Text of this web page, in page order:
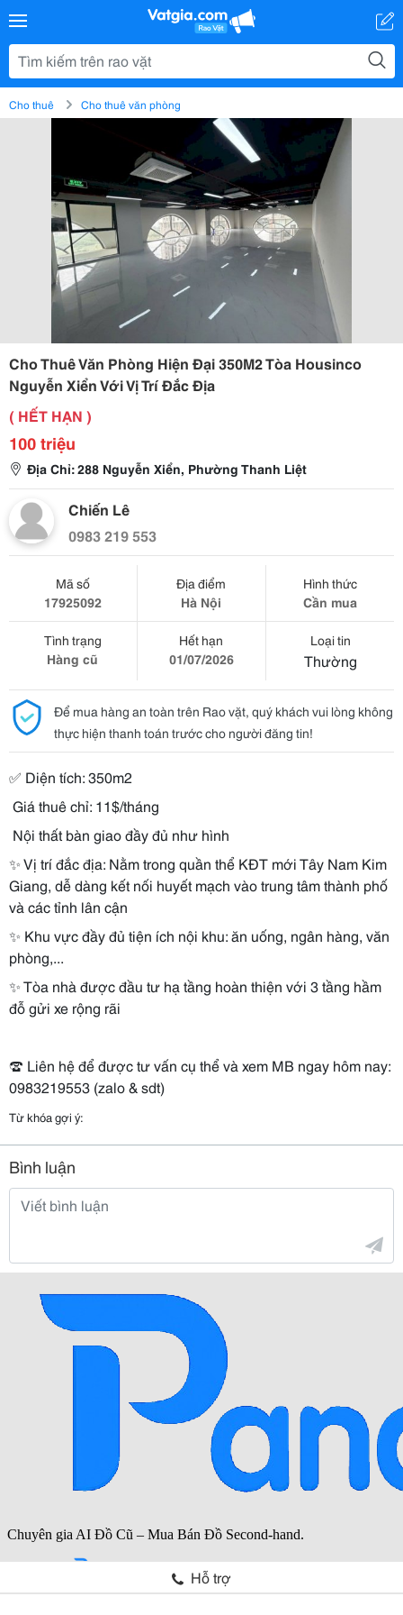
Cho thuê Cho thuê văn phòng
Cho Thuê Văn Phòng Hiện Đại 350M2 Tòa Housinco
Nguyễn Xiển Với Vị Trí Đắc Địa
( HẾT HẠN )
100 triệu
Địa Chỉ: 288 Nguyễn Xiển, Phường Thanh Liệt
Chiến Lê
0983 219 553
Mã số
17925092
Địa điểm
Hà Nội
Hình thức
Cần mua
Tình trạng
Hàng cũ
Hết hạn
01/07/2026
Loại tin
Thường
Để mua hàng an toàn trên Rao vặt, quý khách vui lòng không
thực hiện thanh toán trước cho người đăng tin!
✅ Diện tích: 350m2
Giá thuê chỉ: 11$/tháng
Nội thất bàn giao đầy đủ như hình
✨Vị trí đắc địa: Nằm trong quần thể KĐT mới Tây Nam Kim
Giang, dễ dàng kết nối huyết mạch vào trung tâm thành phố
và các tỉnh lân cận
✨ Khu vựcđầyđủ tiện ích nội khu:ăn uống, ngân hàng, văn
phòng,...
✨Tòa nhà đượcđầu tư hạ tầng hoàn thiện với 3 tầng hầm
đỗgửi xe rộng rãi
☎ Liên hệđểđược tưvấn cụ thể và xem MB ngay hôm nay:
0983219553 (zalo & sdt)
Từ khóa gợi ý:
Bình luận
Hỗ trợ